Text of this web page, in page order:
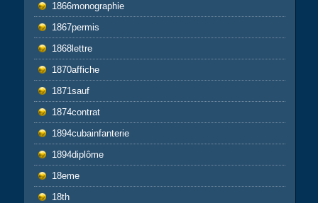
1866monographie
1867permis
1868lettre
1870affiche
1871sauf
1874contrat
1894cubainfanterie
1894diplôme
18eme
18th